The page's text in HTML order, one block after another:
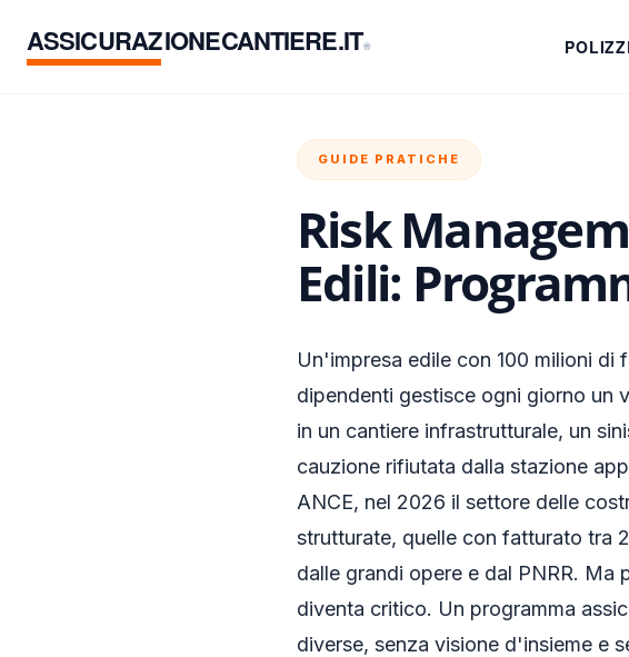
ASSICURAZIONECANTIERE.IT®
GUIDE PRATICHE
Risk
Edili:
Un'impresa edile con 100 milioni
dipendenti gestisce ogni giorno un
in un cantiere infrastrutturale, un
cauzione rifiutata dalla stazione
ANCE, nel 2026 il settore delle
strutturate, quelle con fatturato tra
dalle grandi opere e dal PNRR. Ma
diventa critico. Un programma
diverse, senza visione d'insieme e